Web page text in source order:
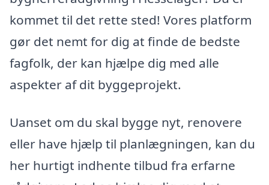
kommet til det rette sted! Vores platform
gør det nemt for dig at finde de bedste
fagfolk, der kan hjælpe dig med alle
aspekter af dit byggeprojekt.
Uanset om du skal bygge nyt, renovere
eller have hjælp til planlægningen, kan du
her hurtigt indhente tilbud fra erfarne